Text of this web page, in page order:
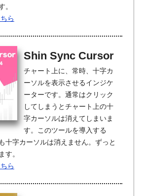
。
ら
Shin Sync Cursor
チャート上に、常時、十字カ
ーソルを表示させるインジケ
ーターです。通常はクリック
してしまうとチャート上の十
字カーソルは消えてしまいま
す。このツールを導入する
十字カーソルは消えません。ずっと
す。
ら